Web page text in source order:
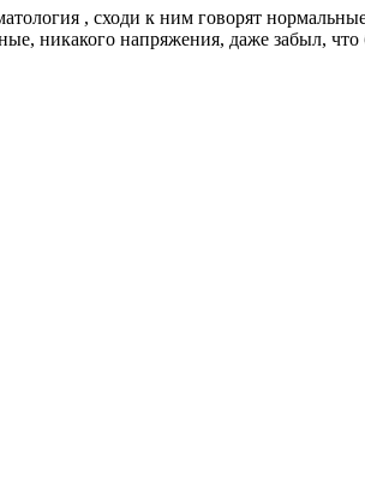
, сходи к ним говорят
никакого напряжения, даже забыл,